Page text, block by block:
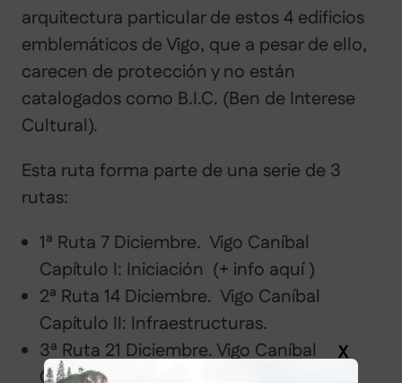
arquitectura particular de estos 4 edificios
emblemáticos de Vigo, que a pesar de ello,
carecen de protección y no están
catalogados como B.I.C. (Ben de Interese
Cultural).
Esta ruta forma parte de una serie de 3
rutas:
1ª Ruta 7 Diciembre. Vigo Caníbal
Capítulo I: Iniciación (+ info aquí )
2ª Ruta 14 Diciembre. Vigo Caníbal
Capítulo II: Infraestructuras.
3ª Ruta 21 Diciembre. Vigo Caníbal
Capítulo III: Estilos arquitectónicos. (+
X